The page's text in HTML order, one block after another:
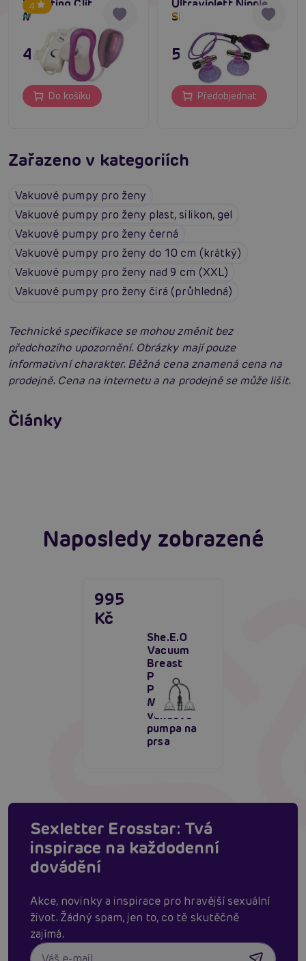
4
Vibrating Clit
Massager
Skladem
495 Kč
Do košíku
Ultraviolett Nipple
Sucker
Skladem do týdne
595 Kč
Předobjednat
Zařazeno v kategoriích
Vakuové pumpy pro ženy
Vakuové pumpy pro ženy plast, silikon, gel
Vakuové pumpy pro ženy černá
Vakuové pumpy pro ženy do 10 cm (krátký)
Vakuové pumpy pro ženy nad 9 cm (XXL)
Vakuové pumpy pro ženy čirá (průhledná)
Technické specifikace se mohou změnit bez
předchozího upozornění. Obrázky mají pouze
informativní charakter. Běžná cena znamená cena na
prodejně. Cena na internetu a na prodejně se může lišit.
Články
Erotická inteligence: Příručka Sexiomů
Číst více
Swingers party poprvé: Erotický ráj plný
extáze? Průvodce, který ti otevře dveře!
Naposledy zobrazené
She.E.O
Vacuum
Breast
Pleasure
Pump
Medium,
vakuová
pumpa na
prsa
995
Kč
Sexletter Erosstar: Tvá
inspirace na každodenní
dovádění
Akce, novinky a inspirace pro hravější sexuální
život. Žádný spam, jen to, co tě skutěčně
zajímá.